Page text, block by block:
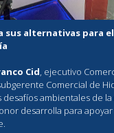
sus alternativas para
Cid , ejecutivo
subgerente Comercial de
ambientales de la
desarrolla para